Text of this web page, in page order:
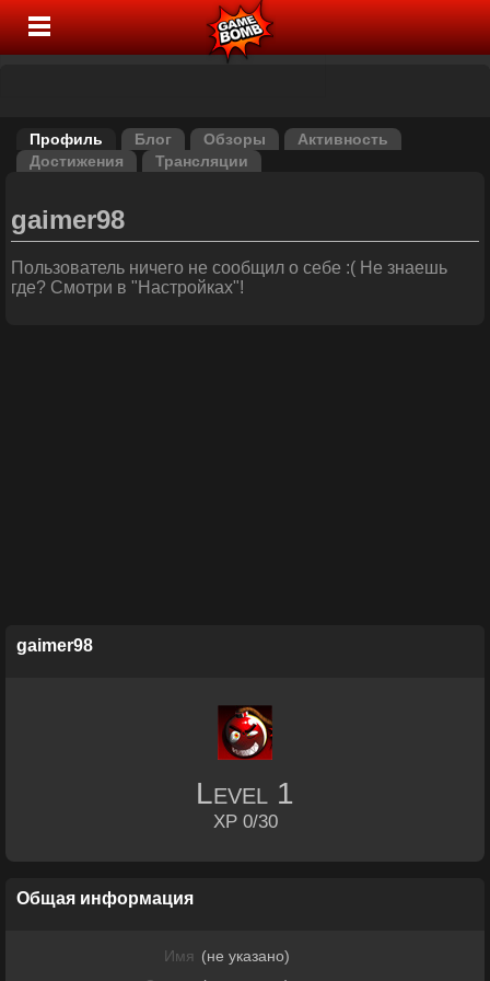
Профиль Блог Обзоры
Активность
Достижения
Трансляции
gaimer98
Пользователь ничего не сообщил о себе :( Не знаешь
где? Смотри в "Настройках"!
gaimer98
Level 1
XP 0/30
Общая информация
Имя (не указано)